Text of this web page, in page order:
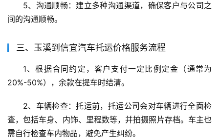
5、沟通顺畅：建立多种沟通渠道，确保客户与公司之
间的沟通顺畅。
三、玉溪到信宜汽车托运价格服务流程
1、根据合同约定，客户支付一定比例定金（通常为
20%-50%），余款在提车时结清。
2、车辆检查：托运前，托运公司会对车辆进行全面检
查，包括车身、内饰、里程数等，并拍摄照片存档。车主也
需自行检查车内物品，避免产生纠纷。